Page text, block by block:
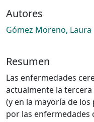
Autores
Gómez Moreno, Laura
Resumen
Las enfermedades
actualmente la
(y en la mayoría de
por las enfermedades